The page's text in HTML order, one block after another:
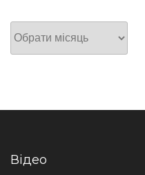
Архів
Відео